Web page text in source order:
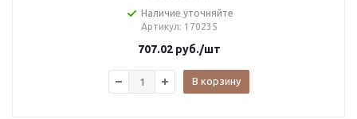
Наличие уточняйте
Артикул: 170235
707.02руб./шт
В корзину